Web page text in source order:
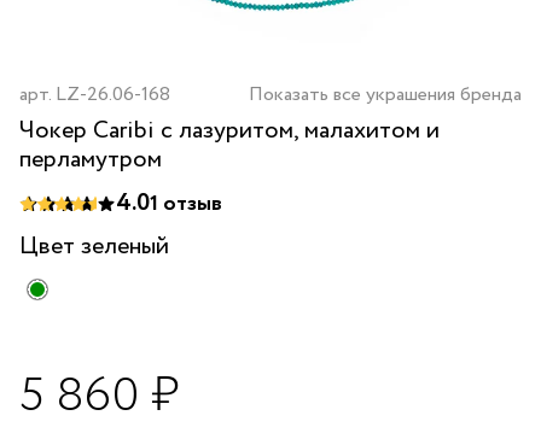
арт. LZ-26.06-168 Показать все украшения бренда
Чокер Caribi с лазуритом, малахитом и
перламутром
4.01 отзыв
Цвет зеленый
5 860 ₽